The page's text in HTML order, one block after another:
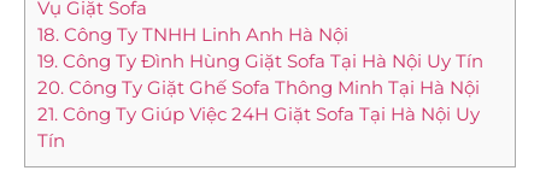
Vụ Giặt Sofa
18. Công Ty TNHH Linh Anh Hà Nội
19. Công Ty Đình Hùng Giặt Sofa Tại Hà Nội Uy Tín
20. Công Ty Giặt Ghế Sofa Thông Minh Tại Hà Nội
21. Công Ty Giúp Việc 24H Giặt Sofa Tại Hà Nội Uy
Tín